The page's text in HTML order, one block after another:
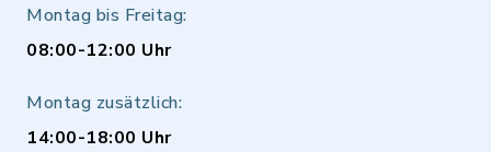
Montag bis Freitag:
08:00-12:00 Uhr
Montag zusätzlich:
14:00-18:00 Uhr